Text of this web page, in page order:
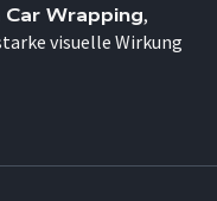
Car Wrapping,
visuelle Wirkung